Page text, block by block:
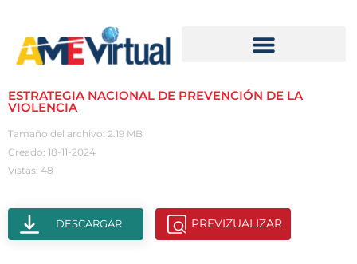
ESTRATEGIA NACIONAL DE PREVENCIÓN DE LA
VIOLENCIA
Tamaño del archivo: 2.19 MB
Creado: 18-11-2024
Vistas: 48
DESCARGAR PREVIZUALIZAR